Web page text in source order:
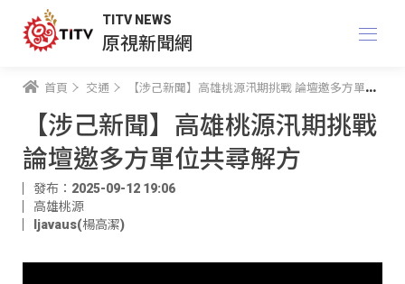
TITV NEWS
原視新聞網
首頁 交通 【涉己新聞】高雄桃源汛期挑戰 論壇邀多方單位共尋解方
【涉己新聞】高雄桃源汛期挑戰
論壇邀多方單位共尋解方
發布：2025-09-12 19:06
高雄桃源
ljavaus(楊高潔)